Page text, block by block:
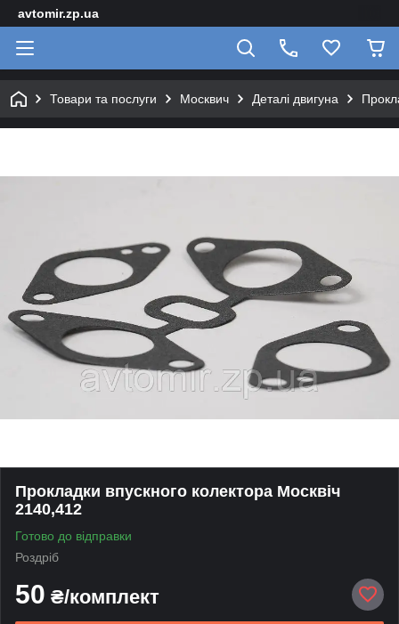
avtomir.zp.ua
Товари та послуги Москвич Деталі двигуна
Прокладки впускного колектора Москвіч
2140,412
Готово до відправки
Роздріб
50 ₴/комплект